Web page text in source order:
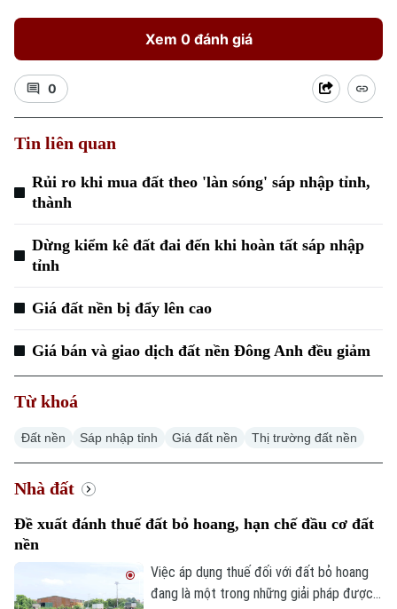
Xu hướng
Xem 0 đánh giá
0
Tin liên quan
Rủi ro khi mua đất theo 'làn sóng' sáp nhập tỉnh,
thành
Dừng kiểm kê đất đai đến khi hoàn tất sáp nhập
tỉnh
Giá đất nền bị đẩy lên cao
Giá bán và giao dịch đất nền Đông Anh đều giảm
Từ khoá
Đất nền Sáp nhập tỉnh Giá đất nền Thị trường đất nền
Nhà đất
Đề xuất đánh thuế đất bỏ hoang, hạn chế đầu cơ đất
nền
Việc áp dụng thuế đối với đất bỏ hoang
đang là một trong những giải pháp được